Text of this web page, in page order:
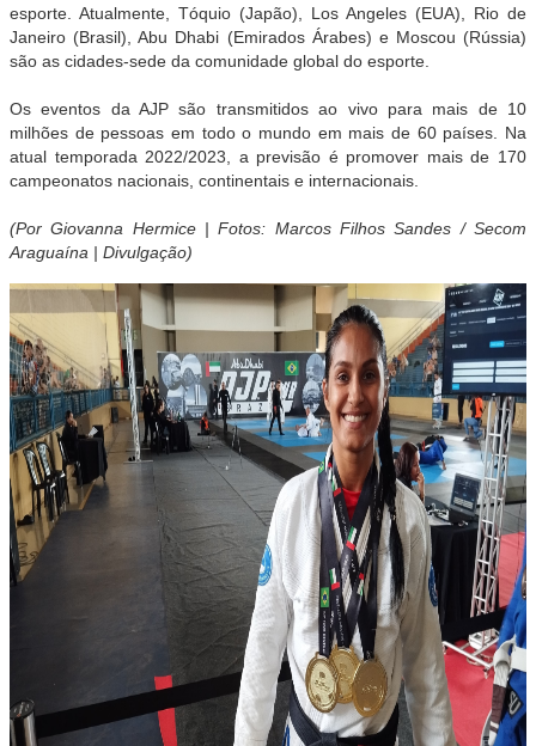
esporte. Atualmente, Tóquio (Japão), Los Angeles (EUA), Rio de
Janeiro (Brasil), Abu Dhabi (Emirados Árabes) e Moscou (Rússia)
são as cidades-sede da comunidade global do esporte.
Os eventos da AJP são transmitidos ao vivo para mais de 10
milhões de pessoas em todo o mundo em mais de 60 países. Na
atual temporada 2022/2023, a previsão é promover mais de 170
campeonatos nacionais, continentais e internacionais.
(Por Giovanna Hermice | Fotos: Marcos Filhos Sandes / Secom
Araguaína | Divulgação)